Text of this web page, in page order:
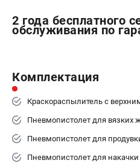
+7 (812)
Информация размещённая на
Режим работы
сб - с
вс -
+7 (8112)
2 года бесплатного
обслуживания по
Комплектация
Краскораспылитель с
Пневмопистолет для вязких
Пневмопистолет для
Пневмопистолет для